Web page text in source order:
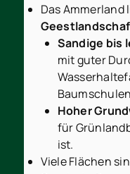
Das Ammerland
Sandige bis
mit guter
Hoher
für
ist.
Viele Flächen